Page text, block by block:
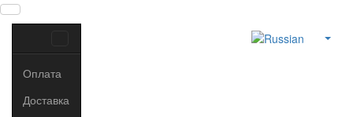
Оплата
Доставка